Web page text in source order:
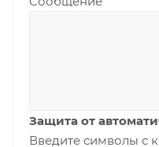
Защита от
Введите символы с